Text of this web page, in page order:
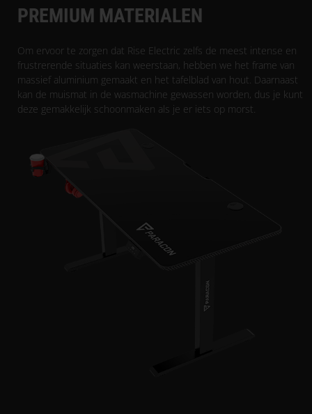
PREMIUM MATERIALEN
Om ervoor te zorgen dat Rise Electric zelfs de meest intense en
frustrerende situaties kan weerstaan, hebben we het frame van
massief aluminium gemaakt en het tafelblad van hout. Daarnaast
kan de muismat in de wasmachine gewassen worden, dus je kunt
deze gemakkelijk schoonmaken als je er iets op morst.